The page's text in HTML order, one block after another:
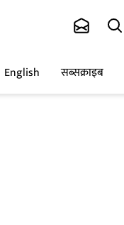
English सब्सक्राइब